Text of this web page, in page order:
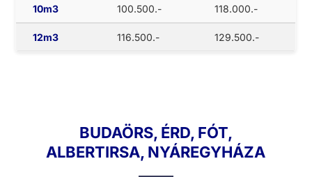
10m3 100.500.- 118.000.-
12m3 116.500.- 129.500.-
BUDAÖRS, ÉRD, FÓT,
ALBERTIRSA, NYÁREGYHÁZA